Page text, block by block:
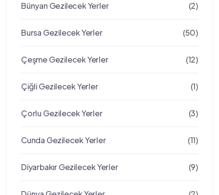
Bünyan Gezilecek Yerler (2)
Bursa Gezilecek Yerler (50)
Çeşme Gezilecek Yerler (12)
Çiğli Gezilecek Yerler (1)
Çorlu Gezilecek Yerler (3)
Cunda Gezilecek Yerler (11)
Diyarbakır Gezilecek Yerler (9)